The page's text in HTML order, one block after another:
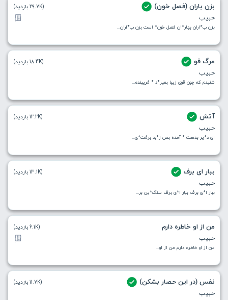
بزن باران (فصل خون)
حبیب
بزن ب*اران بهار*ان فصل خون* است بزن ب*اران...
(29.7K بازدید)
مرگ قو
حبیب
شنیدم که چون قوی زیبا بمیر*د * فریبنده...
(18.4K بازدید)
آتش
حبیب
ای د*یر بدست * آمده بس ز*ود برفت*ی...
(12.2K بازدید)
ببار ای برف
حبیب
ببار ا*ی برف ببار ا*ی برف سنگ*ین بر...
(13.1K بازدید)
من از او خاطره دارم
حبیب
من از او خاطره دارم من از او...
(6.1K بازدید)
نفس (در این حصار بشکن)
حبیب
(11.7K بازدید)